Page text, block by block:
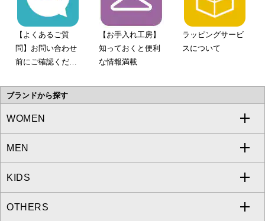
【よくあるご質
問】お問い合わせ
前にご確認くださ
【お手入れ工房】
知っておくと便利
な情報満載
ラッピングサービ
スについて
ブランドから探す
WOMEN
a.v.v
MICHEL KLEIN
MK MICHEL KLEIN
MEN
a.v.v
MICHEL KLEIN HOMME
KIDS
a.v.v
OTHERS